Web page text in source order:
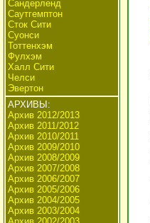
Сандерленд
Саутгемптон
Сток Сити
Суонси
Тоттенхэм
Фулхэм
Халл Сити
Челси
Эвертон
АРХИВЫ:
Архив 2012/2013
Архив 2011/2012
Архив 2010/2011
Архив 2009/2010
Архив 2008/2009
Архив 2007/2008
Архив 2006/2007
Архив 2005/2006
Архив 2004/2005
Архив 2003/2004